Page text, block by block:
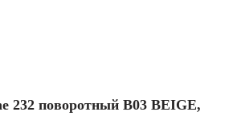
232 поворотный B03 BEIGE,